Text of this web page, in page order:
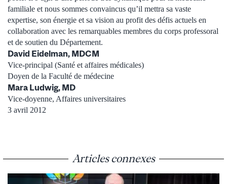
familiale et nous sommes convaincus qu’il mettra sa vaste
expertise, son énergie et sa vision au profit des défis actuels en
collaboration avec les remarquables membres du corps professoral
et de soutien du Département.
David Eidelman, MDCM
Vice-principal (Santé et affaires médicales)
Doyen de la Faculté de médecine
Mara Ludwig, MD
Vice-doyenne, Affaires universitaires
3 avril 2012
Articles connexes